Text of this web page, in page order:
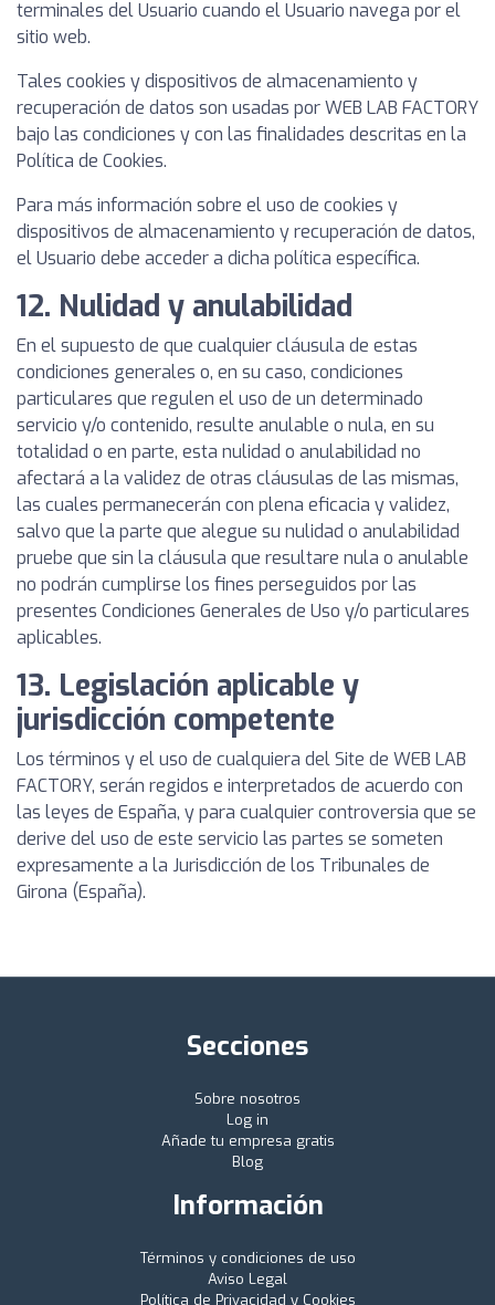
terminales del Usuario cuando el Usuario navega por el
sitio web.
Tales cookies y dispositivos de almacenamiento y
recuperación de datos son usadas por WEB LAB FACTORY
bajo las condiciones y con las finalidades descritas en la
Política de Cookies.
Para más información sobre el uso de cookies y
dispositivos de almacenamiento y recuperación de datos,
el Usuario debe acceder a dicha política específica.
12. Nulidad y anulabilidad
En el supuesto de que cualquier cláusula de estas
condiciones generales o, en su caso, condiciones
particulares que regulen el uso de un determinado
servicio y/o contenido, resulte anulable o nula, en su
totalidad o en parte, esta nulidad o anulabilidad no
afectará a la validez de otras cláusulas de las mismas,
las cuales permanecerán con plena eficacia y validez,
salvo que la parte que alegue su nulidad o anulabilidad
pruebe que sin la cláusula que resultare nula o anulable
no podrán cumplirse los fines perseguidos por las
presentes Condiciones Generales de Uso y/o particulares
aplicables.
13. Legislación aplicable y
jurisdicción competente
Los términos y el uso de cualquiera del Site de WEB LAB
FACTORY, serán regidos e interpretados de acuerdo con
las leyes de España, y para cualquier controversia que se
derive del uso de este servicio las partes se someten
expresamente a la Jurisdicción de los Tribunales de
Girona (España).
Secciones
Sobre nosotros
Log in
Añade tu empresa gratis
Blog
Información
Términos y condiciones de uso
Aviso Legal
Política de Privacidad y Cookies